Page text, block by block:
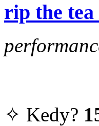
rip the
✧ Kedy?